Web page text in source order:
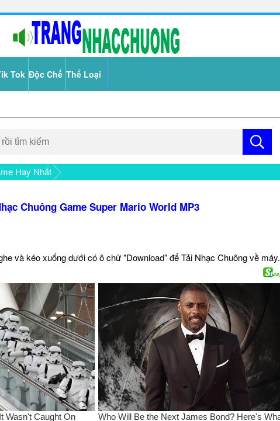
Tok Độc Chế Thể Loại
Hay Nhất
Chuông Game Super Mario World MP3
và kéo xuống dưới có ô chữ "Download" để Tải Nhạc Chuông về máy.